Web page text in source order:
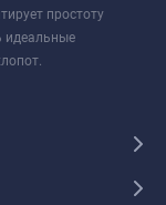
простоту
идеальные